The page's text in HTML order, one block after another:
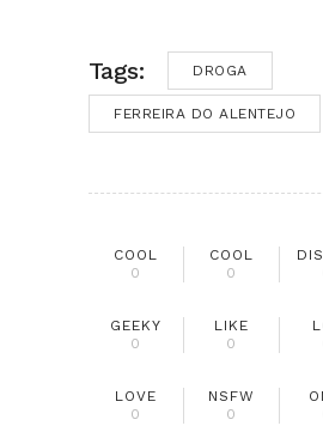
Tags: DROGA
FERREIRA DO ALENTEJO
COOL
0
COOL
0
GEEKY
0
LIKE
0
LOVE
0
NSFW
0